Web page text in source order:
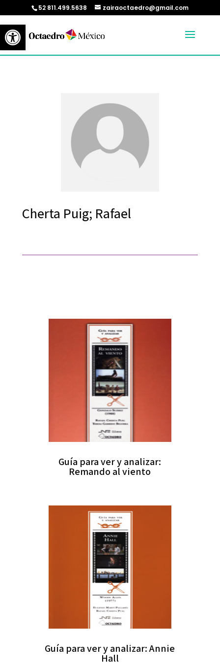
Abrir barra de herramientas
52 811.499.5638 zairaoctaedro@gmail.com
Cherta Puig; Rafael
Guía para ver y analizar:
Remando al viento
Guía para ver y analizar: Annie
Hall